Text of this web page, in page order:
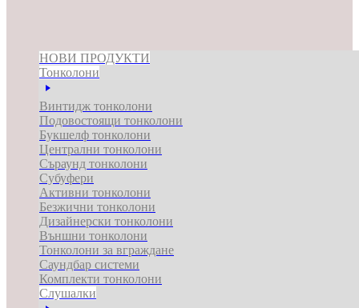
НОВИ ПРОДУКТИ
Тонколони
Винтидж тонколони
Подовостоящи тонколони
Букшелф тонколони
Централни тонколони
Съраунд тонколони
Субуфери
Активни тонколони
Безжични тонколони
Дизайнерски тонколони
Външни тонколони
Тонколони за вграждане
Саундбар системи
Комплекти тонколони
Слушалки